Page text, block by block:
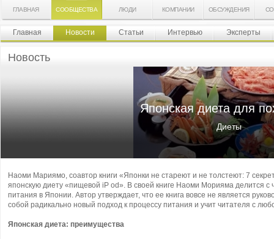
ГЛАВНАЯ СООБЩЕСТВА ЛЮДИ КОМПАНИИ ОБСУЖДЕНИЯ
Главная Новости Статьи Интервью Эксперты
Новость
Японская диета для
Диеты
Наоми Мариямо, соавтор книги «Японки не стареют и не толстеют: 7
японскую диету «пищевой iP od». В своей книге Наоми Морияма делится с
питания в Японии. Автор утверждает, что ее книга вовсе не является
собой радикально новый подход к процессу питания и учит читателя с
Японская диета: преимущества